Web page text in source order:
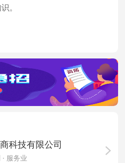
。
科技有限公司
服务业